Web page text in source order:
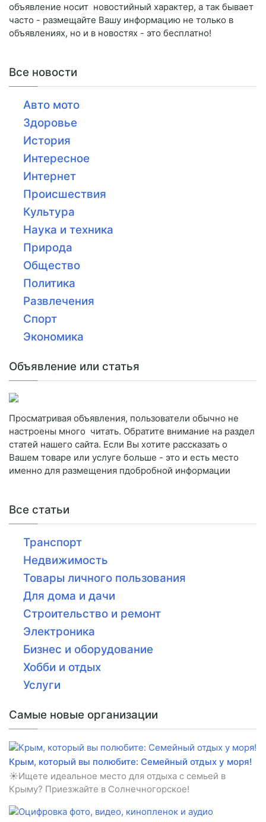
объявление носит новостийный характер, а так бывает
часто - размещайте Вашу информацию не только в
объявлениях, но и в новостях - это бесплатно!
Все новости
Авто мото
Здоровье
История
Интересное
Интернет
Происшествия
Культура
Наука и техника
Природа
Общество
Политика
Развлечения
Спорт
Экономика
Объявление или статья
Просматривая объявления, пользователи обычно не
настроены много читать. Обратите внимание на раздел
статей нашего сайта. Если Вы хотите рассказать о
Вашем товаре или услуге больше - это и есть место
именно для размещения пдобробной информации
Все статьи
Транспорт
Недвижимость
Товары личного пользования
Для дома и дачи
Строительство и ремонт
Электроника
Бизнес и оборудование
Хобби и отдых
Услуги
Самые новые организации
Крым, который вы полюбите: Семейный отдых у моря!
☀️Ищете идеальное место для отдыха с семьей в
Крыму? Приезжайте в Солнечногорское!